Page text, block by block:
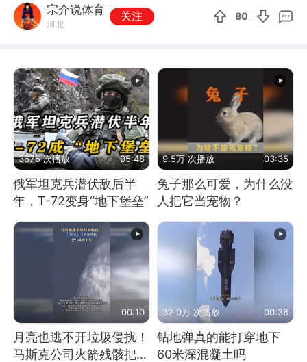
宗介说体育
河北
关注 80
3675 次播放 05:48
俄军坦克兵潜伏敌后半
年，T-72变身“地下堡垒”
9.5万 次播放 03:35
兔子那么可爱，为什么没
人把它当宠物？
00:10
月亮也逃不开垃圾侵扰！
马斯克公司火箭残骸把月
32.0万 次播放 00:36
钻地弹真的能打穿地下
60米深混凝土吗